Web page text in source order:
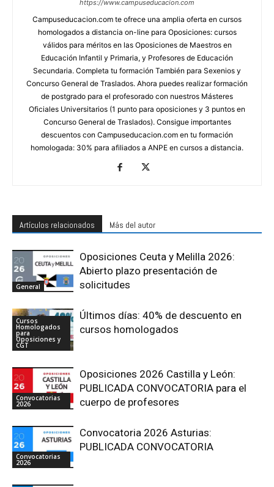
https://www.campuseducacion.com
Campuseducacion.com te ofrece una amplia oferta en cursos
homologados a distancia on-line para Oposiciones: cursos
válidos para méritos en las Oposiciones de Maestros en
Educación Infantil y Primaria, y Profesores de Educación
Secundaria. Completa tu formación También para Sexenios y
Concurso General de Traslados. Ahora puedes realizar formación
de postgrado para el profesorado con nuestros Másteres
Oficiales Universitarios (1 punto para oposiciones y 3 puntos en
Concurso General de Traslados). Consigue importantes
descuentos con Campuseducacion.com en tu formación
homologada: 30% para afiliados a ANPE en cursos a distancia.
Artículos relacionados Más del autor
General
Oposiciones Ceuta y Melilla 2026:
Abierto plazo presentación de
solicitudes
Cursos
Homologados
para
Oposiciones y
CGT
Últimos días: 40% de descuento en
cursos homologados
Convocatorias
2026
Oposiciones 2026 Castilla y León:
PUBLICADA CONVOCATORIA para el
cuerpo de profesores
Convocatorias
2026
Convocatoria 2026 Asturias:
PUBLICADA CONVOCATORIA